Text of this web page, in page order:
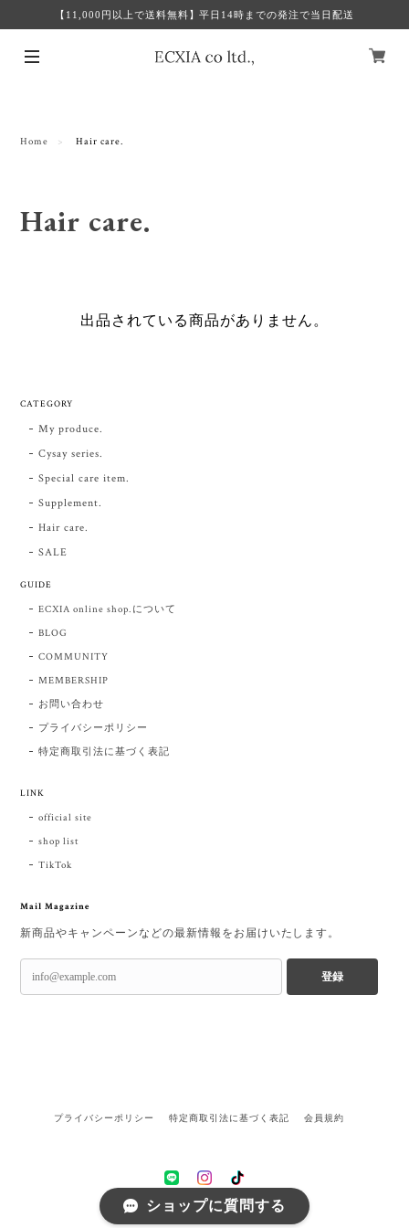
【11,000円以上で送料無料】平日14時までの発注で当日配送
Home Hair care.
Hair care.
出品されている商品がありません。
CATEGORY
My produce.
Cysay series.
Special care item.
Supplement.
Hair care.
SALE
GUIDE
ECXIA online shop.について
BLOG
COMMUNITY
MEMBERSHIP
お問い合わせ
プライバシーポリシー
特定商取引法に基づく表記
LINK
official site
shop list
TikTok
Mail Magazine
新商品やキャンペーンなどの最新情報をお届けいたします。
登録
プライバシーポリシー 特定商取引法に基づく表記 会員規約
©ECXIA online shop.
ショップに質問する